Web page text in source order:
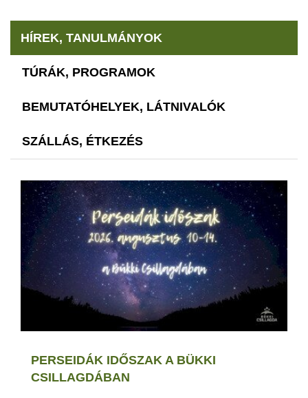
HÍREK, TANULMÁNYOK
TÚRÁK, PROGRAMOK
BEMUTATÓHELYEK, LÁTNIVALÓK
SZÁLLÁS, ÉTKEZÉS
PERSEIDÁK IDŐSZAK A BÜKKI
CSILLAGDÁBAN